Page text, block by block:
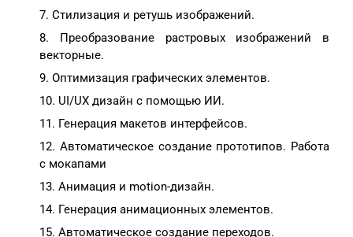
Стилизация и ретушь изображений.
Преобразование растровых изображений в
векторные.
Оптимизация графических элементов.
UI/UX дизайн с помощью ИИ.
Генерация макетов интерфейсов.
Автоматическое создание прототипов. Работа
с мокапами
Анимация и motion-дизайн.
Генерация анимационных элементов.
Автоматическое создание переходов.